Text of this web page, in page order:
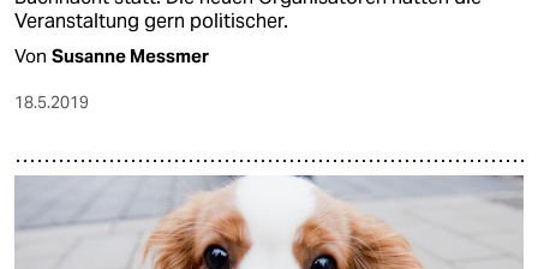
Veranstaltung gern politischer.
Von Susanne Messmer
18.5.2019